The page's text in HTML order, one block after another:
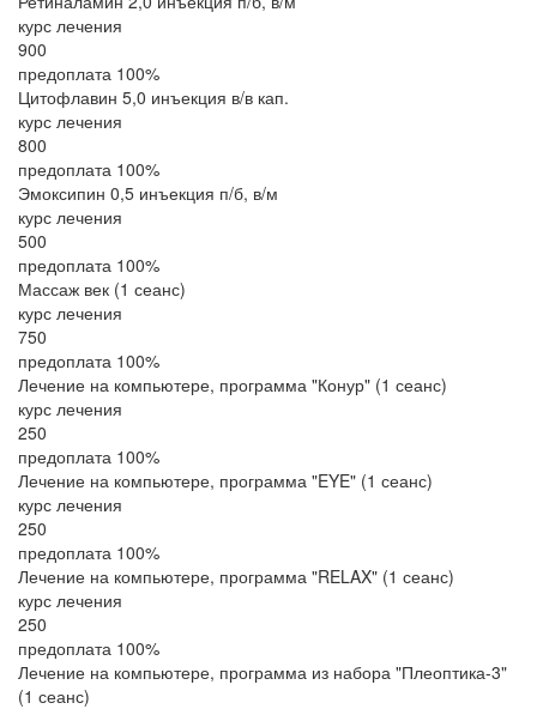
курс лечения
900
предоплата 100%
Цитофлавин 5,0 инъекция в/в кап.
курс лечения
800
предоплата 100%
Эмоксипин 0,5 инъекция п/б, в/м
курс лечения
500
предоплата 100%
Массаж век (1 сеанс)
курс лечения
750
предоплата 100%
Лечение на компьютере, программа "Конур" (1 сеанс)
курс лечения
250
предоплата 100%
Лечение на компьютере, программа "EYE" (1 сеанс)
курс лечения
250
предоплата 100%
Лечение на компьютере, программа "RELAX" (1 сеанс)
курс лечения
250
предоплата 100%
Лечение на компьютере, программа из набора "Плеоптика-3"
(1 сеанс)